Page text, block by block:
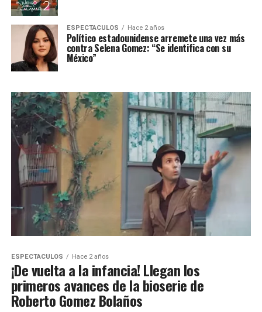
ESPECTACULOS Hace 2 años
Político estadounidense arremete una vez más
contra Selena Gomez: “Se identifica con su
México”
ESPECTACULOS Hace 2 años
¡De vuelta a la infancia! Llegan los
primeros avances de la bioserie de
Roberto Gomez Bolaños